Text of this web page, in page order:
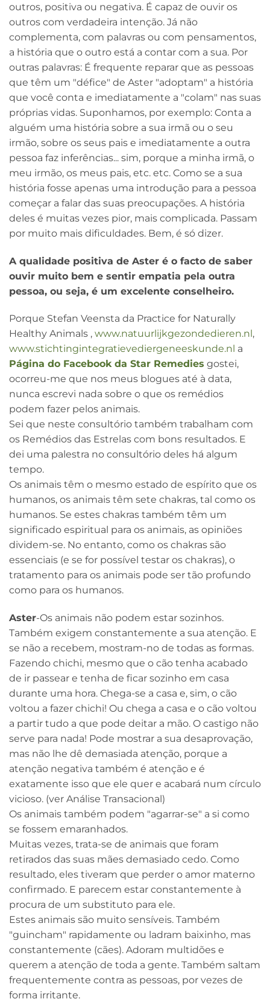
outros, positiva ou negativa. É capaz de ouvir os
outros com verdadeira intenção. Já não
complementa, com palavras ou com pensamentos,
a história que o outro está a contar com a sua. Por
outras palavras: É frequente reparar que as pessoas
que têm um "défice" de Aster "adoptam" a história
que você conta e imediatamente a "colam" nas suas
próprias vidas. Suponhamos, por exemplo: Conta a
alguém uma história sobre a sua irmã ou o seu
irmão, sobre os seus pais e imediatamente a outra
pessoa faz inferências... sim, porque a minha irmã, o
meu irmão, os meus pais, etc. etc. Como se a sua
história fosse apenas uma introdução para a pessoa
começar a falar das suas preocupações. A história
deles é muitas vezes pior, mais complicada. Passam
por muito mais dificuldades. Bem, é só dizer.
A qualidade positiva de Aster é o facto de saber
ouvir muito bem e sentir empatia pela outra
pessoa, ou seja, é um excelente conselheiro.
Porque Stefan Veensta da Practice for Naturally
Healthy Animals , www.natuurlijkgezondedieren.nl ,
www.stichtingintegratievediergeneeskunde.nl a
Página do Facebook da Star Remedies gostei,
ocorreu-me que nos meus blogues até à data,
nunca escrevi nada sobre o que os remédios
podem fazer pelos animais.
Sei que neste consultório também trabalham com
os Remédios das Estrelas com bons resultados. E
dei uma palestra no consultório deles há algum
tempo.
Os animais têm o mesmo estado de espírito que os
humanos, os animais têm sete chakras, tal como os
humanos. Se estes chakras também têm um
significado espiritual para os animais, as opiniões
dividem-se. No entanto, como os chakras são
essenciais (e se for possível testar os chakras), o
tratamento para os animais pode ser tão profundo
como para os humanos.
Aster-Os animais não podem estar sozinhos.
Também exigem constantemente a sua atenção. E
se não a recebem, mostram-no de todas as formas.
Fazendo chichi, mesmo que o cão tenha acabado
de ir passear e tenha de ficar sozinho em casa
durante uma hora. Chega-se a casa e, sim, o cão
voltou a fazer chichi! Ou chega a casa e o cão voltou
a partir tudo a que pode deitar a mão. O castigo não
serve para nada! Pode mostrar a sua desaprovação,
mas não lhe dê demasiada atenção, porque a
atenção negativa também é atenção e é
exatamente isso que ele quer e acabará num círculo
vicioso. (ver Análise Transacional)
Os animais também podem "agarrar-se" a si como
se fossem emaranhados.
Muitas vezes, trata-se de animais que foram
retirados das suas mães demasiado cedo. Como
resultado, eles tiveram que perder o amor materno
confirmado. E parecem estar constantemente à
procura de um substituto para ele.
Estes animais são muito sensíveis. Também
"guincham" rapidamente ou ladram baixinho, mas
constantemente (cães). Adoram multidões e
querem a atenção de toda a gente. Também saltam
frequentemente contra as pessoas, por vezes de
forma irritante.